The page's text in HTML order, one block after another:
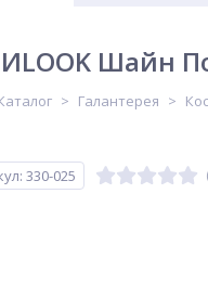
Шайн
Галантерея
330-025